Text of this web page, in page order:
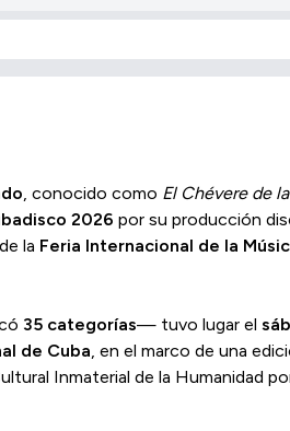
, conocido como El Chévere de
2026 por su producción
la Feria Internacional de la
35 categorías— tuvo lugar el
de Cuba, en el marco de una
Inmaterial de la Humanidad